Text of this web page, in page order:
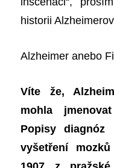
historii
Alzheimer anebo
Víte že,
mohla jmenovat
Popisy diagnóz
vyšetření